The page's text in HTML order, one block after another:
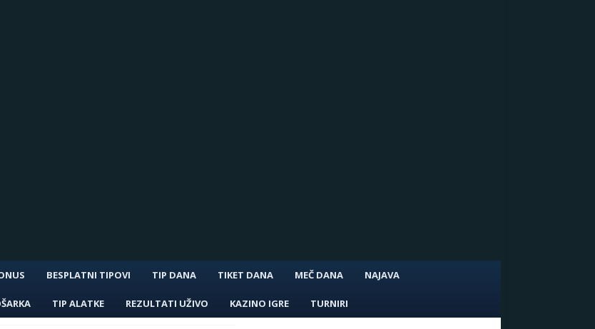
BESPLATNI TIPOVI TIP DANA TIKET DANA MEČ DANA NAJAVA
TIP ALATKE REZULTATI UŽIVO KAZINO IGRE TURNIRI